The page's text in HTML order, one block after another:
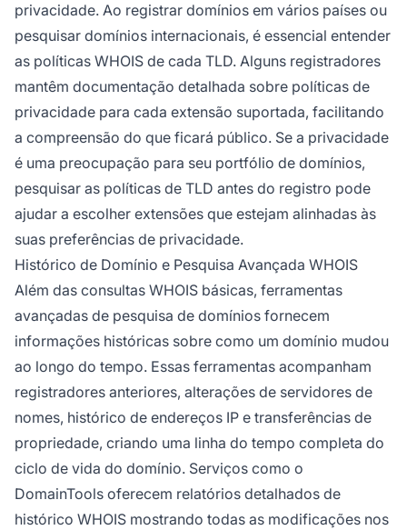
privacidade. Ao registrar domínios em vários países ou
pesquisar domínios internacionais, é essencial entender
as políticas WHOIS de cada TLD. Alguns registradores
mantêm documentação detalhada sobre políticas de
privacidade para cada extensão suportada, facilitando
a compreensão do que ficará público. Se a privacidade
é uma preocupação para seu portfólio de domínios,
pesquisar as políticas de TLD antes do registro pode
ajudar a escolher extensões que estejam alinhadas às
suas preferências de privacidade.
Histórico de Domínio e Pesquisa Avançada WHOIS
Além das consultas WHOIS básicas, ferramentas
avançadas de pesquisa de domínios fornecem
informações históricas sobre como um domínio mudou
ao longo do tempo. Essas ferramentas acompanham
registradores anteriores, alterações de servidores de
nomes, histórico de endereços IP e transferências de
propriedade, criando uma linha do tempo completa do
ciclo de vida do domínio. Serviços como o
DomainTools oferecem relatórios detalhados de
histórico WHOIS mostrando todas as modificações nos